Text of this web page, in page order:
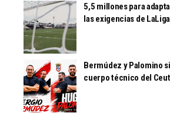
5,5 millones para
las exigencias de LaLiga
Bermúdez y Palomino
cuerpo técnico del